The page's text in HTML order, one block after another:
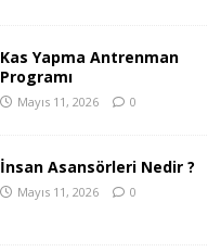
Kas Yapma Antrenman
Programı
Mayıs 11, 2026 0
İnsan Asansörleri Nedir ?
Mayıs 11, 2026 0